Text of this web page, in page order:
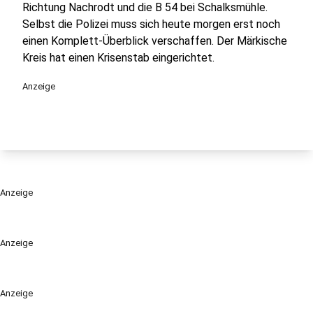
Anzeige
Anzeige
Richtung Nachrodt und die B 54 bei Schalksmühle.
Selbst die Polizei muss sich heute morgen erst noch
einen Komplett-Überblick verschaffen. Der Märkische
Kreis hat einen Krisenstab eingerichtet.
Anzeige
Anzeige